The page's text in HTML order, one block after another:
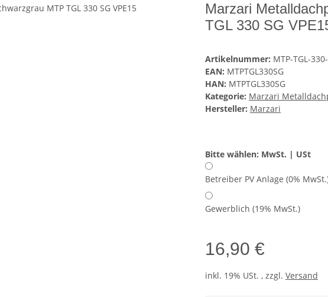
Marzari
TGL 330 SG
Artikelnummer: MTP-TGL-
EAN: MTPTGL330SG
HAN: MTPTGL330SG
Kategorie: Marzari
Hersteller: Marzari
Bitte wählen: MwSt. | USt
Betreiber PV Anlage (0%
Gewerblich (19% MwSt.)
16,90 €
inkl. 19% USt. , zzgl. Versand